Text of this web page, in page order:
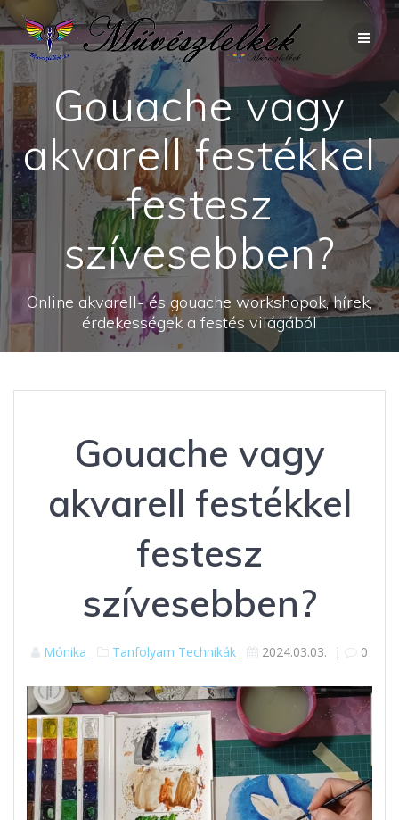
Skip
to
content
Gouache vagy
akvarell festékkel
festesz
szívesebben?
Online akvarell- és gouache workshopok, hírek,
érdekességek a festés világából
Gouache vagy
akvarell festékkel
festesz
szívesebben?
Mónika Tanfolyam Technikák 2024.03.03. | 0